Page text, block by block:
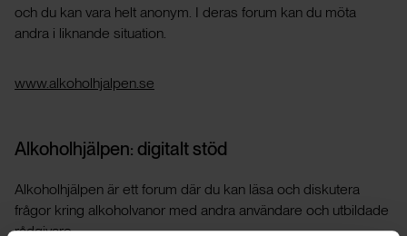
och du kan vara helt anonym. I deras forum kan du möta
andra i liknande situation.
www.alkoholhjalpen.se
Alkoholhjälpen: digitalt stöd
Alkoholhjälpen är ett forum där du kan läsa och diskutera
frågor kring alkoholvanor med andra användare och utbildade
rådgivare.